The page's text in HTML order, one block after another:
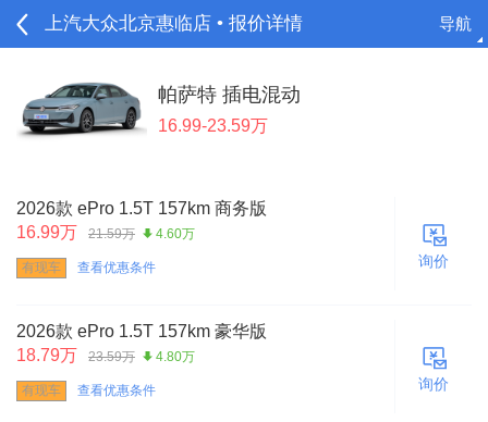
上汽大众北京惠临店 • 报价详情 导航
帕萨特 插电混动
16.99-23.59万
2026款 ePro 1.5T 157km 商务版
16.99万
21.59万 4.60万
有现车 查看优惠条件 询价
2026款 ePro 1.5T 157km 豪华版
18.79万
23.59万 4.80万
有现车 查看优惠条件 询价